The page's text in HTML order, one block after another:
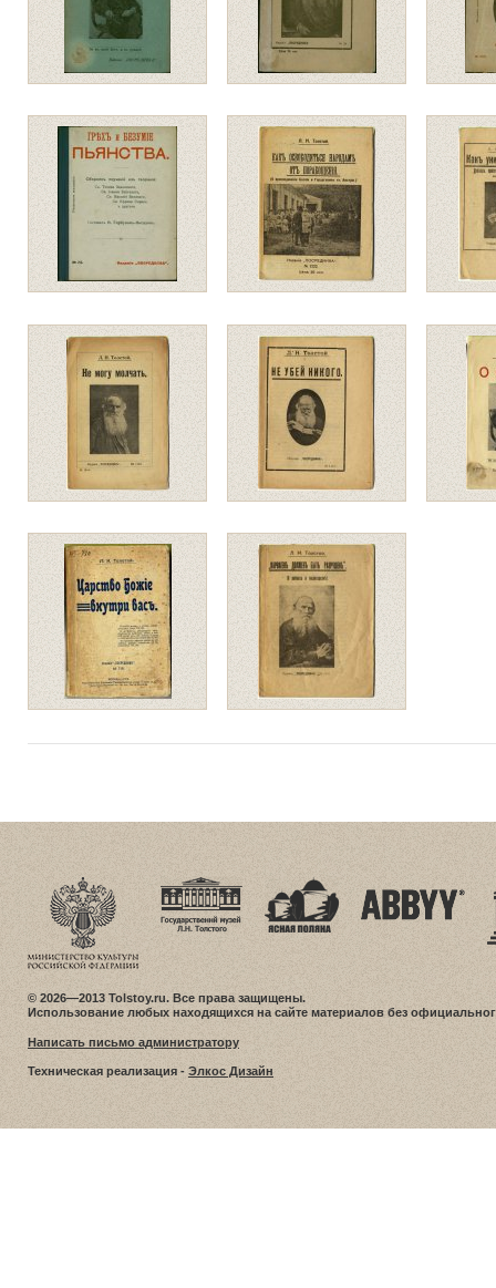
© 2026—2013 Tolstoy.ru. Все права защищены.
Использование любых находящихся на сайте материалов без
Написать письмо администратору
Техническая реализация - Элкос Дизайн